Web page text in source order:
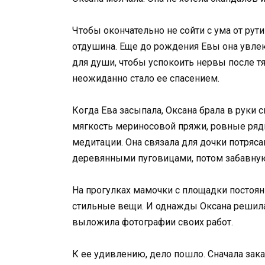
Чтобы окончательно не сойти с ума от
отдушина. Еще до рождения Евы она
для души, чтобы успокоить нервы после
неожиданно стало ее спасением.
Когда Ева засыпала, Оксана брала в руки
мягкость мериносовой пряжи, ровные
медитации. Она связала для дочки
деревянными пуговицами, потом
На прогулках мамочки с площадки
стильные вещи. И однажды Оксана
выложила фотографии своих работ.
К ее удивлению, дело пошло. Сначала